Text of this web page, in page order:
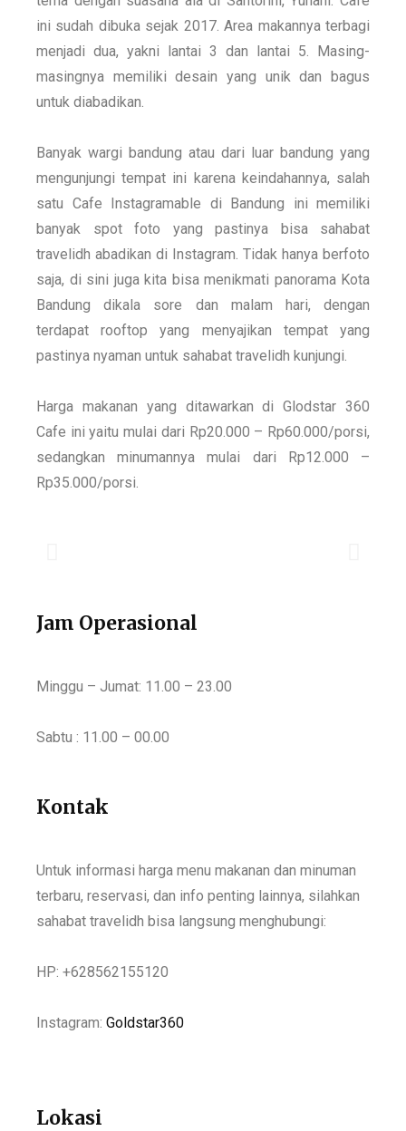
ini sudah dibuka sejak 2017. Area makannya terbagi
menjadi dua, yakni lantai 3 dan lantai 5. Masing-
masingnya memiliki desain yang unik dan bagus
untuk diabadikan.
Banyak wargi bandung atau dari luar bandung yang
mengunjungi tempat ini karena keindahannya, salah
satu Cafe Instagramable di Bandung ini memiliki
banyak spot foto yang pastinya bisa sahabat
travelidh abadikan di Instagram. Tidak hanya berfoto
saja, di sini juga kita bisa menikmati panorama Kota
Bandung dikala sore dan malam hari, dengan
terdapat rooftop yang menyajikan tempat yang
pastinya nyaman untuk sahabat travelidh kunjungi.
Harga makanan yang ditawarkan di Glodstar 360
Cafe ini yaitu mulai dari Rp20.000 – Rp60.000/porsi,
sedangkan minumannya mulai dari Rp12.000 –
Rp35.000/porsi.
Jam Operasional
Minggu – Jumat: 11.00 – 23.00
Sabtu : 11.00 – 00.00
Kontak
Untuk informasi harga menu makanan dan minuman
terbaru, reservasi, dan info penting lainnya, silahkan
sahabat travelidh bisa langsung menghubungi:
HP: +628562155120
Instagram: Goldstar360
Lokasi